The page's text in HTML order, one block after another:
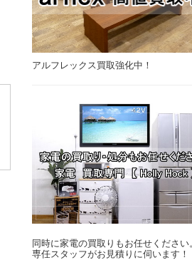
アルフレックス買取強化中！
同時に家電の買取りもお任せください。
専任スタッフがお見積りに伺います！